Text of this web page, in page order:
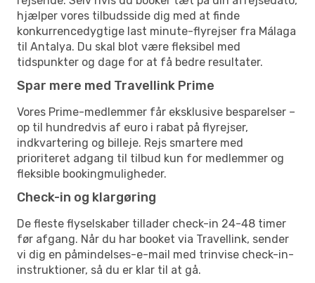
hjælper vores tilbudsside dig med at finde
konkurrencedygtige last minute-flyrejser fra Málaga
til Antalya. Du skal blot være fleksibel med
tidspunkter og dage for at få bedre resultater.
Spar mere med Travellink Prime
Vores Prime-medlemmer får eksklusive besparelser –
op til hundredvis af euro i rabat på flyrejser,
indkvartering og billeje. Rejs smartere med
prioriteret adgang til tilbud kun for medlemmer og
fleksible bookingmuligheder.
Check-in og klargøring
De fleste flyselskaber tillader check-in 24-48 timer
før afgang. Når du har booket via Travellink, sender
vi dig en påmindelses-e-mail med trinvise check-in-
instruktioner, så du er klar til at gå.